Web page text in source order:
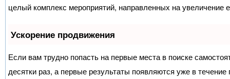
целый комплекс мероприятий, направленных на увеличение
Ускорение продвижения
Если вам трудно попасть на первые места в поиске
десятки раз, а первые результаты появляются уже в